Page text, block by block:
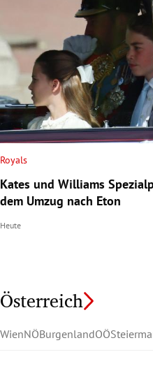
Royals
Kates und Williams
dem Umzug nach Eton
Heute
Österreich
WienNÖBurgenlandOÖ